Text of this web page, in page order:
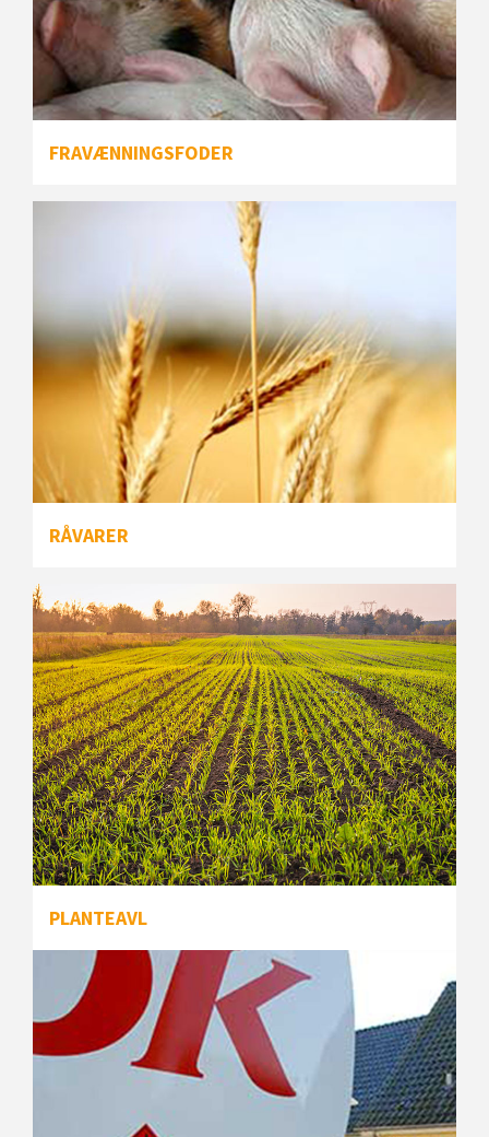
FRAVÆNNINGSFODER
RÅVARER
PLANTEAVL